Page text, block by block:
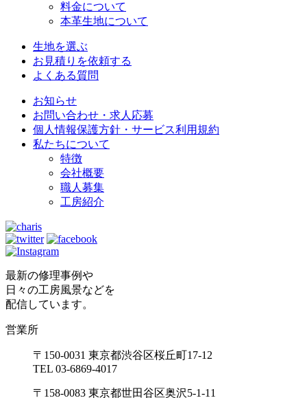
料金について
本革生地について
生地を選ぶ
お見積りを依頼する
よくある質問
お知らせ
お問い合わせ・求人応募
個人情報保護方針・サービス利用規約
私たちについて
特徴
会社概要
職人募集
工房紹介
最新の修理事例や
日々の工房風景などを
配信しています。
営業所
〒150-0031 東京都渋谷区桜丘町17-12
TEL 03-6869-4017
〒158-0083 東京都世田谷区奥沢5-1-11